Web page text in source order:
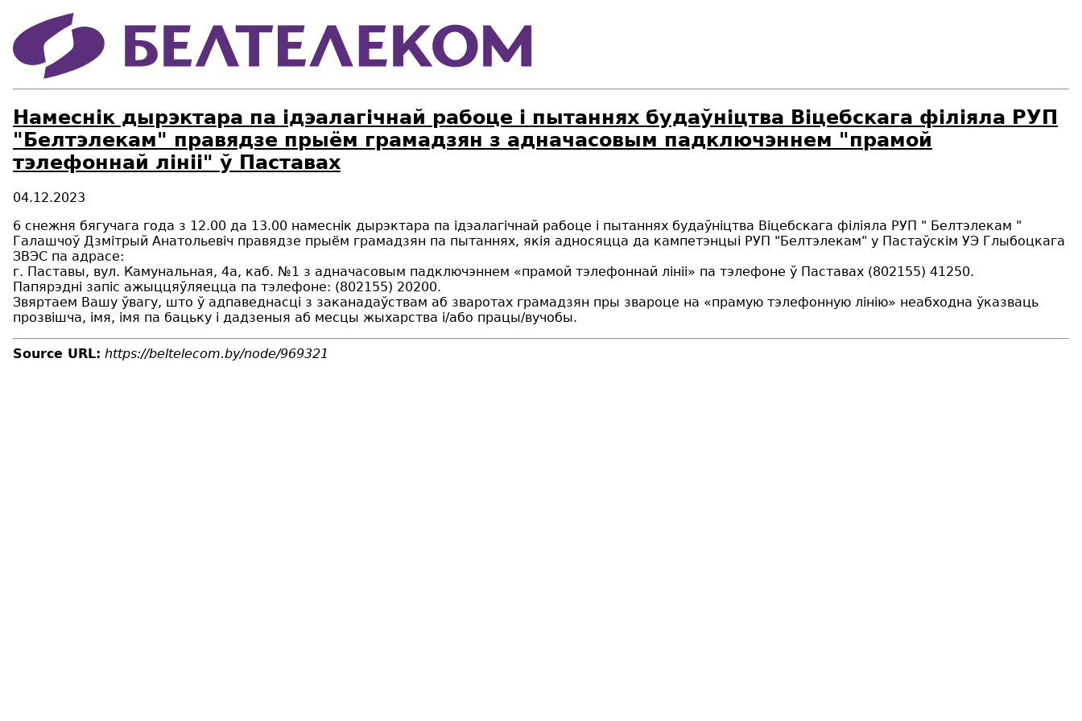
Намеснік дырэктара па ідэалагічнай рабоце і пытаннях будаўніцтва Віцебскага філіяла РУП
"Белтэлекам" правядзе прыём грамадзян з адначасовым падключэннем "прамой
тэлефоннай лініі" ў Паставах
04.12.2023
6 снежня бягучага года з 12.00 да 13.00 намеснік дырэктара па ідэалагічнай рабоце і пытаннях будаўніцтва Віцебскага філіяла РУП " Белтэлекам "
Галашчоў Дзмітрый Анатольевіч правядзе прыём грамадзян па пытаннях, якія адносяцца да кампетэнцыі РУП "Белтэлекам" у Пастаўскім УЭ Глыбоцкага
ЗВЭС па адрасе:
г. Паставы, вул. Камунальная, 4а, каб. №1 з адначасовым падключэннем «прамой тэлефоннай лініі» па тэлефоне ў Паставах (802155) 41250.
Папярэдні запіс ажыццяўляецца па тэлефоне: (802155) 20200.
Звяртаем Вашу ўвагу, што ў адпаведнасці з заканадаўствам аб зваротах грамадзян пры звароце на «прамую тэлефонную лінію» неабходна ўказваць
прозвішча, імя, імя па бацьку і дадзеныя аб месцы жыхарства і/або працы/вучобы.
Source URL: https://beltelecom.by/node/969321